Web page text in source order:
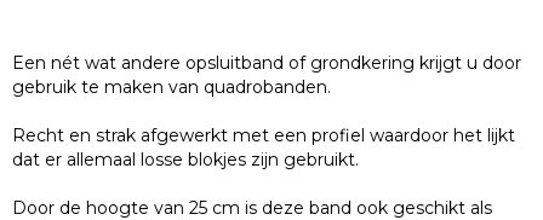
Een nét wat andere opsluitband of grondkering krijgt u door
gebruik te maken van quadrobanden.
Recht en strak afgewerkt met een profiel waardoor het lijkt
dat er allemaal losse blokjes zijn gebruikt.
Door de hoogte van 25 cm is deze band ook geschikt als